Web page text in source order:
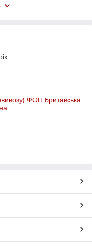
якщо у вас є
хвильової
Купити ударно-
використання
хвильові
Київ, та інших
ФОП Бритавська